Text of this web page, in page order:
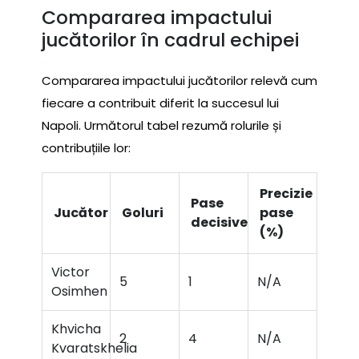
Compararea impactului
jucătorilor în cadrul echipei
Compararea impactului jucătorilor relevă cum
fiecare a contribuit diferit la succesul lui
Napoli. Următorul tabel rezumă rolurile și
contribuțiile lor:
Jucător Goluri
Pase
decisive
Precizie
pase
(%)
Victor
Osimhen
5 1 N/A
Khvicha
Kvaratskhelia
2 4 N/A